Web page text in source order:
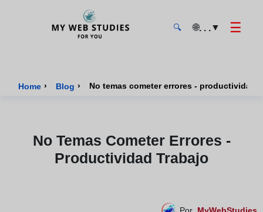
🔍 🌐. . .▼ ☰
Home › Blog › No temas cometer errores - productividad
No Temas Cometer Errores -
Productividad Trabajo